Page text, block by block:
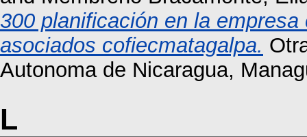
300 planificación en la
asociados cofiecmatagalpa.
Autonoma de Nicaragua,
L